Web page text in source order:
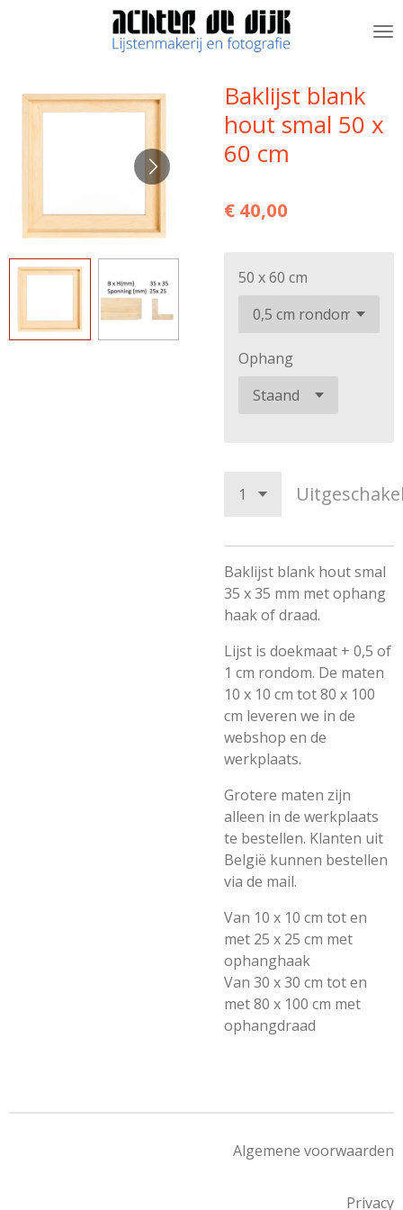
hoofdinhoud
Baklijst blank
hout smal 50 x
60 cm
€ 40,00
50 x 60 cm
Ophang
Baklijst blank hout smal
35 x 35 mm met ophang
haak of draad.
Lijst is doekmaat + 0,5 of
1 cm rondom. De maten
10 x 10 cm tot 80 x 100
cm leveren we in de
webshop en de
werkplaats.
Grotere maten zijn
alleen in de werkplaats
te bestellen. Klanten uit
België kunnen bestellen
via de mail.
Van 10 x 10 cm tot en
met 25 x 25 cm met
ophanghaak
Van 30 x 30 cm tot en
met 80 x 100 cm met
ophangdraad
Algemene voorwaarden
Privacy